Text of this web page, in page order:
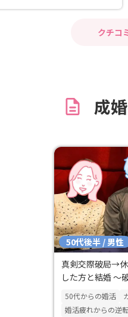
クチコ
成
50代後半 / 男性
真剣交際破局→
した方と結婚 ～
跡のラブストーリ
50代からの婚活
婚活疲れからの逆